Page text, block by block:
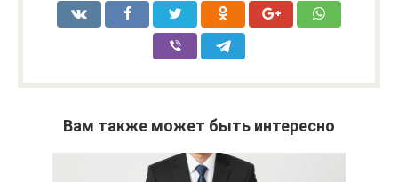
Вам также может быть интересно